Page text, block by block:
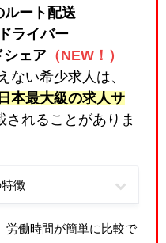
ルート配送
ライバー
シェア（NEW！）
ない希少求人は、
本最大級の求人サ
されることがありま
徴
労働時間が簡単に比較で